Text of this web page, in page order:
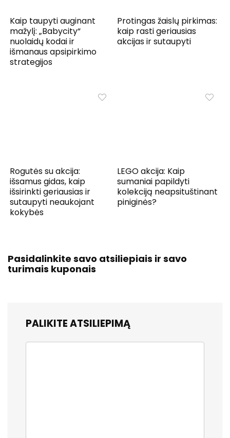
Kaip taupyti auginant
mažylį: „Babycity“
nuolaidų kodai ir
išmanaus apsipirkimo
strategijos
Protingas žaislų pirkimas:
kaip rasti geriausias
akcijas ir sutaupyti
Rogutės su akcija:
išsamus gidas, kaip
išsirinkti geriausias ir
sutaupyti neaukojant
kokybės
LEGO akcija: Kaip
sumaniai papildyti
kolekciją neapsituštinant
piniginės?
Pasidalinkite savo atsiliepiais ir savo
turimais kuponais
PALIKITE ATSILIEPIMĄ